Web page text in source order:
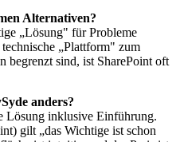
Alternativen?
„Lösung" für Probleme
„Plattform" zum
begrenzt sind, ist SharePoint oft
anders?
Lösung inklusive Einführung.
gilt „das Wichtige ist schon